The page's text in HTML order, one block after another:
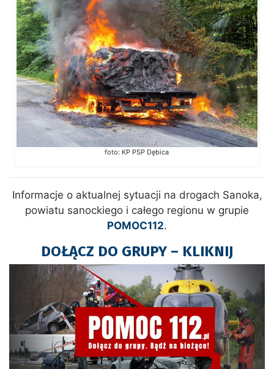
foto: KP PSP Dębica
Informacje o aktualnej sytuacji na drogach Sanoka,
powiatu sanockiego i całego regionu w grupie
POMOC112.
DOŁĄCZ DO GRUPY – KLIKNIJ